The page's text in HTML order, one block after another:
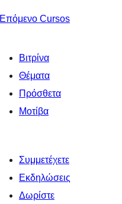
Επόμενο Cursos
Βιτρίνα
Θέματα
Πρόσθετα
Μοτίβα
Συμμετέχετε
Εκδηλώσεις
Δωρίστε